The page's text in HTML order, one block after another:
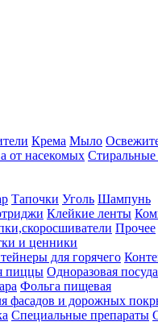
Крема Мыло
от насекомых
Тапочки Уголь Шампунь
Клейкие ленты
Прочее
и ценники
для горячего
пиццы Одноразовая посуда
Фольга пищевая
фасадов и дорожных
Специальные препараты